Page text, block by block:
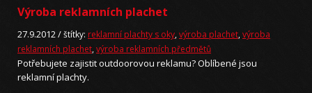
Výroba reklamních plachet
27.9.2012 /štítky: reklamní plachty s oky,výroba plachet,výroba
reklamních plachet,výroba reklamních předmětů
Potřebujete zajistit outdoorovou reklamu? Oblíbené jsou
reklamní plachty.